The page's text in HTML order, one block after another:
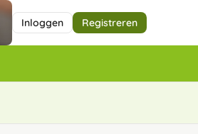
Inloggen Registreren